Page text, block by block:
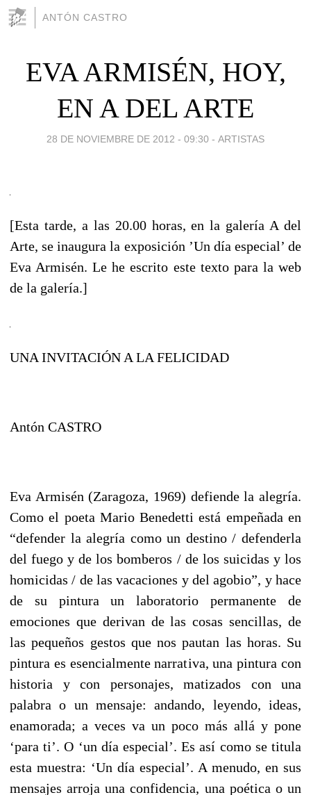
ANTÓN CASTRO
EVA ARMISÉN, HOY,
EN A DEL ARTE
28 DE NOVIEMBRE DE 2012 - 09:30 - ARTISTAS
[Esta tarde, a las 20.00 horas, en la galería A del
Arte, se inaugura la exposición ’Un día especial’ de
Eva Armisén. Le he escrito este texto para la web
de la galería.]
UNA INVITACIÓN A LA FELICIDAD
Antón CASTRO
Eva Armisén (Zaragoza, 1969) defiende la alegría.
Como el poeta Mario Benedetti está empeñada en
“defender la alegría como un destino / defenderla
del fuego y de los bomberos / de los suicidas y los
homicidas / de las vacaciones y del agobio”, y hace
de su pintura un laboratorio permanente de
emociones que derivan de las cosas sencillas, de
las pequeños gestos que nos pautan las horas. Su
pintura es esencialmente narrativa, una pintura con
historia y con personajes, matizados con una
palabra o un mensaje: andando, leyendo, ideas,
enamorada; a veces va un poco más allá y pone
‘para ti’. O ‘un día especial’. Es así como se titula
esta muestra: ‘Un día especial’. A menudo, en sus
mensajes arroja una confidencia, una poética o un